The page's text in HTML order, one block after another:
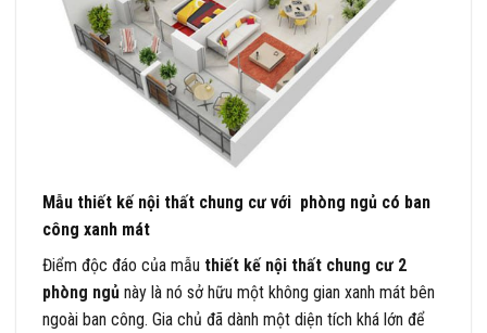
Mẫu thiết kế nội thất chung cư với phòng ngủ có ban
công xanh mát
Điểm độc đáo của mẫu thiết kế nội thất chung cư 2
phòng ngủ này là nó sở hữu một không gian xanh mát bên
ngoài ban công. Gia chủ đã dành một diện tích khá lớn để